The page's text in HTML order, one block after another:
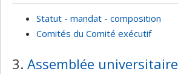
Statut - mandat - composition
Comités du Comité exécutif
3. Assemblée universitaire